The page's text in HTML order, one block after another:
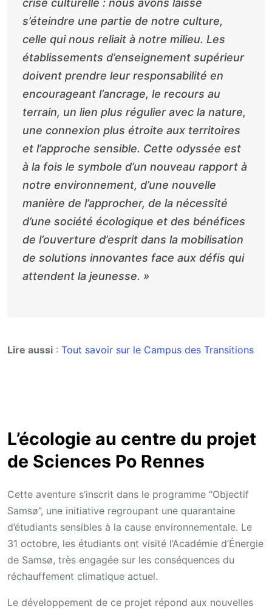
crise culturelle : nous avons laissé
s’éteindre une partie de notre culture,
celle qui nous reliait à notre milieu. Les
établissements d’enseignement supérieur
doivent prendre leur responsabilité en
encourageant l’ancrage, le recours au
terrain, un lien plus régulier avec la nature,
une connexion plus étroite aux territoires
et l’approche sensible. Cette odyssée est
à la fois le symbole d’un nouveau rapport à
notre environnement, d’une nouvelle
manière de l’approcher, de la nécessité
d’une société écologique et des bénéfices
de l’ouverture d’esprit dans la mobilisation
de solutions innovantes face aux défis qui
attendent la jeunesse. »
Lire aussi : Tout savoir sur le Campus des Transitions
L’écologie au centre du projet
de Sciences Po Rennes
Cette aventure s’inscrit dans le programme “Objectif
Samsø”, une initiative regroupant une quarantaine
d’étudiants sensibles à la cause environnementale. Le
31 octobre, les étudiants ont visité l’Académie d’Énergie
de Samsø, très engagée sur les conséquences du
réchauffement climatique actuel.
Le développement de ce projet répond aux nouvelles